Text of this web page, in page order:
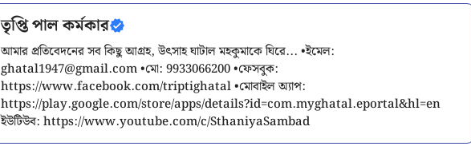
তৃপ্তি পাল কর্মকার
আমার প্রতিবেদনের সব কিছু আগ্রহ, উৎসাহ ঘাটাল মহকুমাকে ঘিরে... •ইমেল:
ghatal1947@gmail.com•মো: 9933066200 •ফেসবুক:
https://www.facebook.com/triptighatal •মোবাইল অ্যাপ:
https://play.google.com/store/apps/details?id=com.myghatal.eportal&hl=en
ইউটিউব: https://www.youtube.com/c/SthaniyaSambad